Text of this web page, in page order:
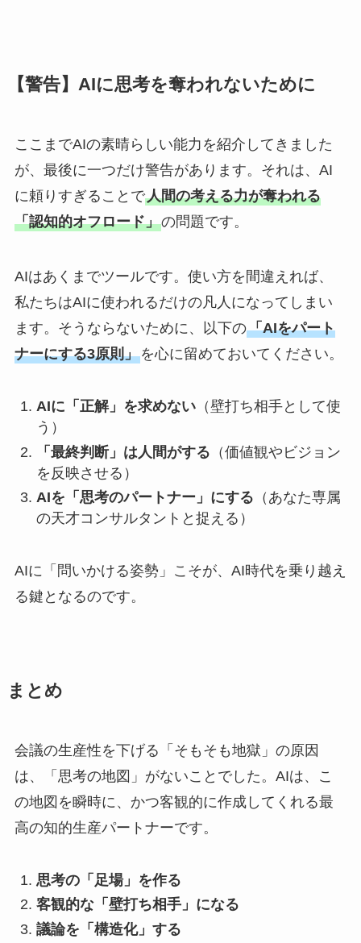
【警告】AIに思考を奪われないために
ここまでAIの素晴らしい能力を紹介してきました
が、最後に一つだけ警告があります。それは、AI
に頼りすぎることで人間の考える力が奪われる
「認知的オフロード」の問題です。
AIはあくまでツールです。使い方を間違えれば、
私たちはAIに使われるだけの凡人になってしまい
ます。そうならないために、以下の「AIをパート
ナーにする3原則」を心に留めておいてください。
AIに「正解」を求めない（壁打ち相手として使
う）
「最終判断」は人間がする （価値観やビジョン
を反映させる）
AIを「思考のパートナー」にする （あなた専属
の天才コンサルタントと捉える）
AIに「問いかける姿勢」こそが、AI時代を乗り越え
る鍵となるのです。
まとめ
会議の生産性を下げる「そもそも地獄」の原因
は、「思考の地図」がないことでした。AIは、こ
の地図を瞬時に、かつ客観的に作成してくれる最
高の知的生産パートナーです。
思考の「足場」を作る
客観的な「壁打ち相手」になる
議論を「構造化」する